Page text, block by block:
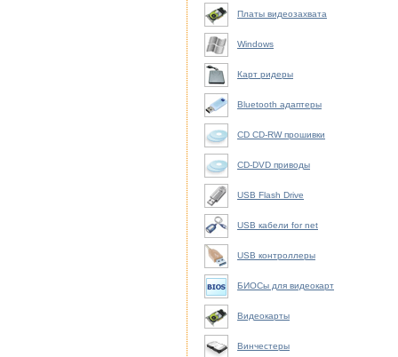
Платы видеозахвата
Windows
Карт ридеры
Bluetooth адаптеры
CD CD-RW прошивки
CD-DVD приводы
USB Flash Drive
USB кабели for net
USB контроллеры
БИОСы для видеокарт
Видеокарты
Винчестеры